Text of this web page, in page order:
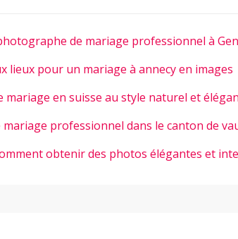
de mariage professionnel à
lieux pour un mariage à annecy en images
mariage en suisse au style naturel et
professionnel dans le canton de
obtenir des photos élégantes et